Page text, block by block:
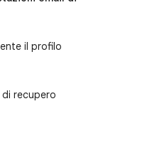
il profilo
recupero